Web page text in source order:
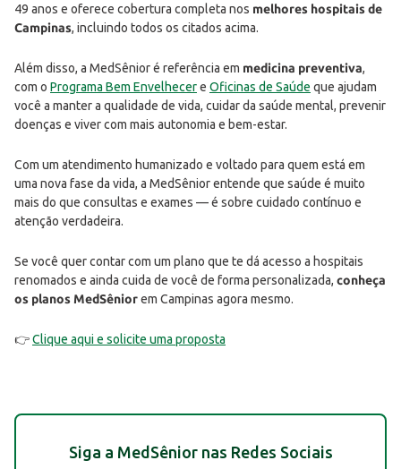
49 anos e oferece cobertura completa nos melhores hospitais de
Campinas, incluindo todos os citados acima.
Além disso, a MedSênior é referência em medicina preventiva,
com o Programa Bem Envelhecere Oficinas de Saúde que ajudam
você a manter a qualidade de vida, cuidar da saúde mental, prevenir
doenças e viver com mais autonomia e bem-estar.
Com um atendimento humanizado e voltado para quem está em
uma nova fase da vida, a MedSênior entende que saúde é muito
mais do que consultas e exames — é sobre cuidado contínuo e
atenção verdadeira.
Se você quer contar com um plano que te dá acesso a hospitais
renomados e ainda cuida de você de forma personalizada, conheça
os planos MedSêniorem Campinas agora mesmo.
👉Clique aqui e solicite uma proposta
Siga a MedSênior nas Redes Sociais